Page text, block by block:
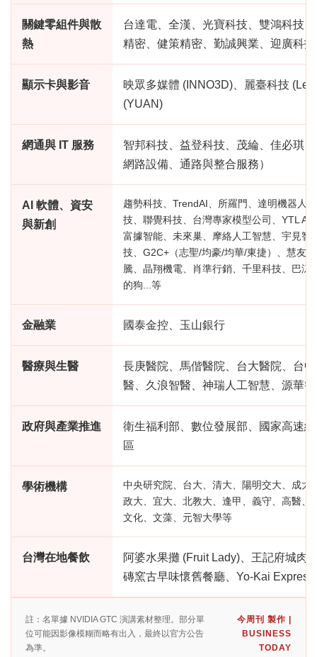
關鍵零組件與散
熱
台達電、全漢、光寶科技、雙鴻科技
精密、健策精密、勤誠興業、迎廣科
顯示卡與影音
映眾多媒體 (INNO3D)、麗臺科技
(YUAN)
網通與 IT 服務
智邦科技、益登科技、茂綸、佳必琪
網路設備、通路與整合服務）
AI 軟體、資安
與新創
趨勢科技、TrendAI、所羅門、達明機器人
技、聯覺科技、台灣專家模型公司、YTL AI
富據智能、未來巢、摩絡人工智慧、宇見智
技、G2C+（志聖/均豪/均華/東捷）、慧友
騰、晶翔機電、肖準行銷、千里科技、巴
的狗...等
金融業 國泰金控、玉山銀行
醫療與生醫
長庚醫院、馬偕醫院、台大醫院、台
醫、久浪智醫、神瑞人工智慧、源華
政府與產業推進
衛生福利部、數位發展部、國家高速
區
學術機構
中央研究院、台大、清大、陽明交大、成大
政大、宜大、北教大、逢甲、義守、高醫、
文化、文藻、元智大學等
台灣在地餐飲
阿婆水果攤 (Fruit Lady)、王記府城肉
磚窯古早味懷舊餐廳、Yo-Kai Express
註：名單據 NVIDIA GTC 演講素材整理。部分單
位可能因影像模糊而略有出入，最終以官方公告
為準。
今周刊 製作 |
BUSINESS
TODAY